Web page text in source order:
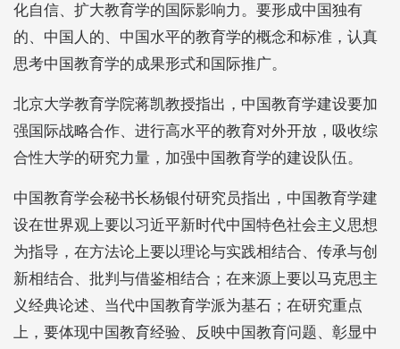
化自信、扩大教育学的国际影响力。要形成中国独有
的、中国人的、中国水平的教育学的概念和标准，认真
思考中国教育学的成果形式和国际推广。
北京大学教育学院蒋凯教授指出，中国教育学建设要加
强国际战略合作、进行高水平的教育对外开放，吸收综
合性大学的研究力量，加强中国教育学的建设队伍。
中国教育学会秘书长杨银付研究员指出，中国教育学建
设在世界观上要以习近平新时代中国特色社会主义思想
为指导，在方法论上要以理论与实践相结合、传承与创
新相结合、批判与借鉴相结合；在来源上要以马克思主
义经典论述、当代中国教育学派为基石；在研究重点
上，要体现中国教育经验、反映中国教育问题、彰显中